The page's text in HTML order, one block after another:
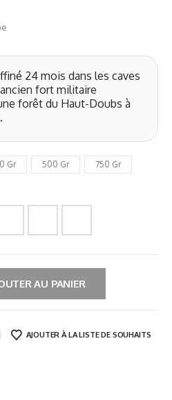
24 mois dans les caves
fort militaire
forêt du Haut-Doubs à
Gr 500 Gr 750 Gr
AU PANIER
AJOUTER À LA LISTE DE SOUHAITS